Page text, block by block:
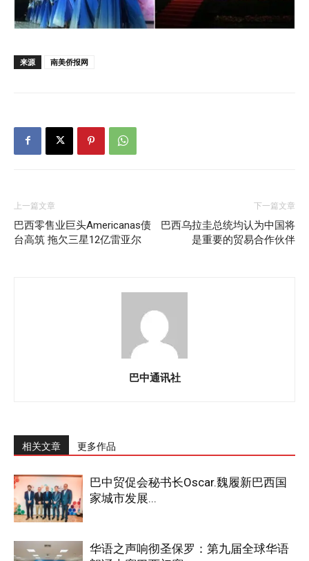
来源 南美侨报网
上一篇文章
巴西零售业巨头Americanas债
台高筑 拖欠三星12亿雷亚尔
下一篇文章
巴西乌拉圭总统均认为中国将
是重要的贸易合作伙伴
巴中通讯社
相关文章 更多作品
巴中贸促会秘书长Oscar.魏履新巴西国
家城市发展...
华语之声响彻圣保罗：第九届全球华语